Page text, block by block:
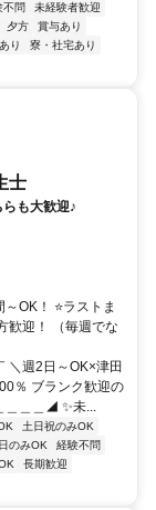
不問
未経験者歓迎
夕方
賞与あり
り
寮・社宅あり
士
も大歓迎♪
OK！ ⭐ラストま
歓迎！ （毎週でな
＼週2日～OK×津田
％ ブランク歓迎の
＿＿＿◢ ✨未...
土日祝のみOK
のみOK
経験不問
長期歓迎